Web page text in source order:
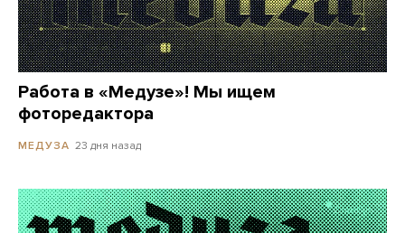
Работа в «Медузе»! Мы ищем
фоторедактора
МЕДУЗА 23 дня назад